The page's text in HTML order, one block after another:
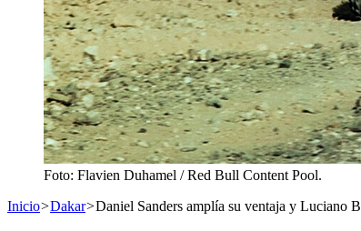
Foto: Flavien Duhamel / Red Bull Content Pool.
Inicio>Dakar>Daniel Sanders amplía su ventaja y Luciano